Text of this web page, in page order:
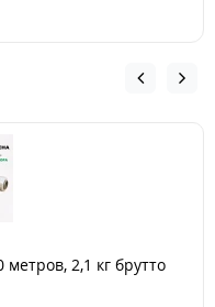
2,1 кг брутто